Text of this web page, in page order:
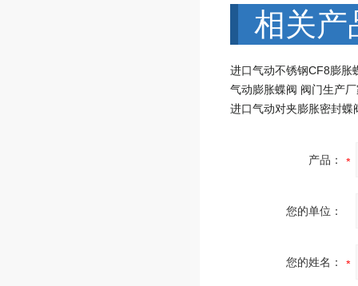
相关产
进口气动不锈钢CF8膨胀
气动膨胀蝶阀 阀门生产
产品：
您的单位：
您的姓名：